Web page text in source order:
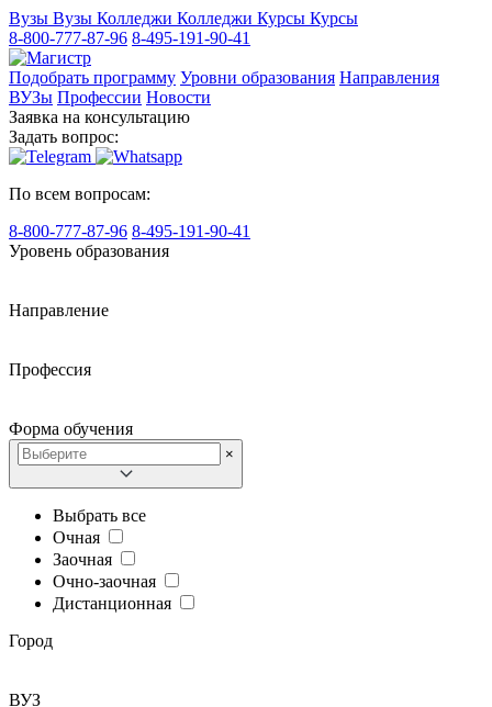
Вузы Вузы Колледжи Колледжи Курсы Курсы
8-800-777-87-96 8-495-191-90-41
Подобрать программу Уровни образования Направления
ВУЗы Профессии Новости
Заявка на консультацию
Задать вопрос:
По всем вопросам:
8-800-777-87-96 8-495-191-90-41
Уровень образования
Направление
Профессия
Форма обучения
×
Выбрать все
Очная
Заочная
Очно-заочная
Дистанционная
Город
ВУЗ